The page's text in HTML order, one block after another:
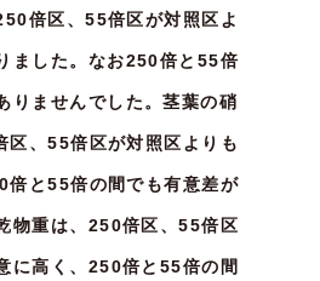
倍区、55倍区が対照区よ
ました。なお250倍と55倍
りませんでした。茎葉の硝
区、55倍区が対照区よりも
倍と55倍の間でも有意差が
物重は、250倍区、55倍区
に高く、250倍と55倍の間